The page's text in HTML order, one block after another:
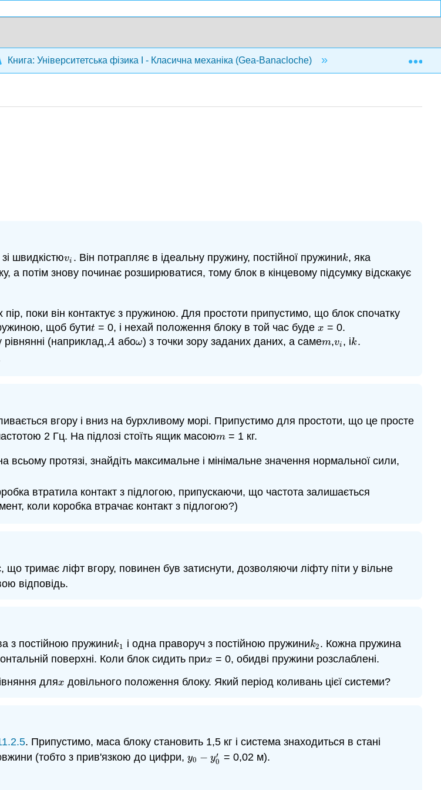
Книга: Університетська фізика I - Класична механіка (Gea-Banacloche) 11: Простий
швидкістюvi
vi . Він потрапляє в ідеальну пружину, постійної пружиниk
k, яка
а потім знову починає розширюватися, тому блок в кінцевому підсумку відскакує
пір, поки він контактує з пружиною. Для простоти припустимо, що блок спочатку
щоб бутиt
t = 0, і нехай положення блоку в той час будеx
x = 0.
(наприклад,A
A абоω
ω) з точки зору заданих даних, а самеm
m,vi
vi, іk
k.
вгору і вниз на бурхливому морі. Припустимо для простоти, що це просте
2 Гц. На підлозі стоїть ящик масоюm
m = 1 кг.
протязі, знайдіть максимальне і мінімальне значення нормальної сили,
втратила контакт з підлогою, припускаючи, що частота залишається
коли коробка втрачає контакт з підлогою?)
що тримає ліфт вгору, повинен був затиснути, дозволяючи ліфту піти у вільне
відповідь.
з постійною пружиниk1
k1 і одна праворуч з постійною пружиниk2
k2. Кожна пружина
поверхні. Коли блок сидить приx
x = 0, обидві пружини розслаблені.
дляx
x довільного положення блоку. Який період коливань цієї системи?
. Припустимо, маса блоку становить 1,5 кг і система знаходиться в стані
(тобто з прив'язкою до цифри, y0 − y′
0
y0 −y 0′ = 0,02 м).